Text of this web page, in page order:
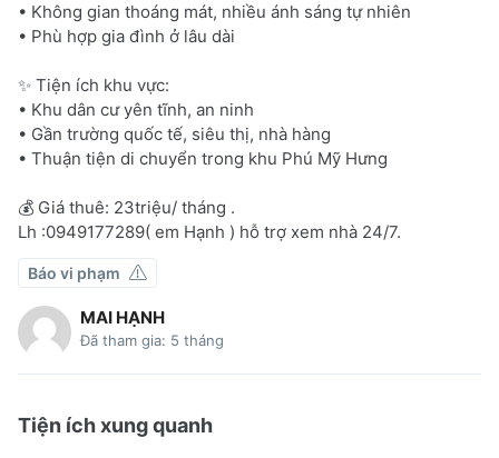
• Không gian thoáng mát, nhiều ánh sáng tự nhiên
• Phù hợp gia đình ở lâu dài
✨ Tiện ích khu vực:
• Khu dân cư yên tĩnh, an ninh
• Gần trường quốc tế, siêu thị, nhà hàng
• Thuận tiện di chuyển trong khu Phú Mỹ Hưng
💰 Giá thuê: 23triệu/ tháng .
Lh :0949177289( em Hạnh ) hỗ trợ xem nhà 24/7.
Báo vi phạm
MAI HẠNH
Đã tham gia: 5 tháng
Tiện ích xung quanh